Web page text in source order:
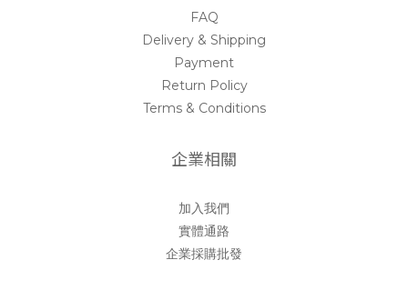
FAQ
Delivery & Shipping
Payment
Return Policy
Terms & Conditions
企業相關
加入我們
實體通路
企業採購批發